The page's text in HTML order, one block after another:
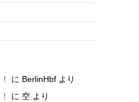
に BerlinHbf より
に 空 より